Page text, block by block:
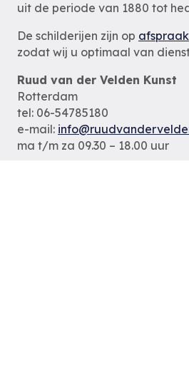
uit de periode van 1880 tot
De schilderijen zijn op afspraak
zodat wij u optimaal van
Ruud van der Velden Kunst
Rotterdam
tel: 06-54785180
e-mail:
ma t/m za 09.30 – 18.00 uur